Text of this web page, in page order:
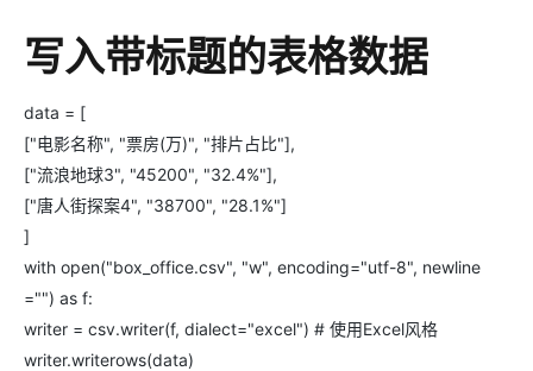
写入带标题的表格数据
data = [
["电影名称", "票房(万)", "排片占比"],
["流浪地球3", "45200", "32.4%"],
["唐人街探案4", "38700", "28.1%"]
]
with open("box_office.csv", "w", encoding="utf-8", newline
="") as f:
writer = csv.writer(f, dialect="excel") # 使用Excel风格
writer.writerows(data)